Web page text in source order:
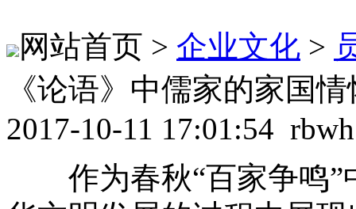
网站首页 > 企业文化 >
《论语》中儒家的家国情
2017-10-11 17:01:54 rbwh
作为春秋“百家争鸣”